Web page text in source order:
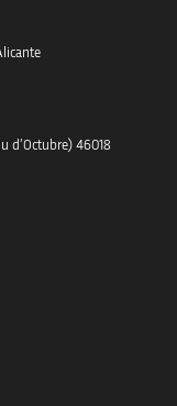
d’Octubre) 46018